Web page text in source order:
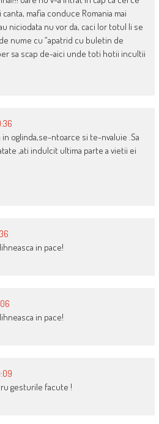
mafia conduce Romania mai
niciodata nu vor da, caci lor totul li se
nume cu “apatrid cu buletin de
sa scap de-aici unde toti hotii incultii
in oglinda,se-ntoarce si te-nvaluie .Sa
,ati indulcit ultima parte a vietii ei
in pace!
in pace!
gesturile facute !